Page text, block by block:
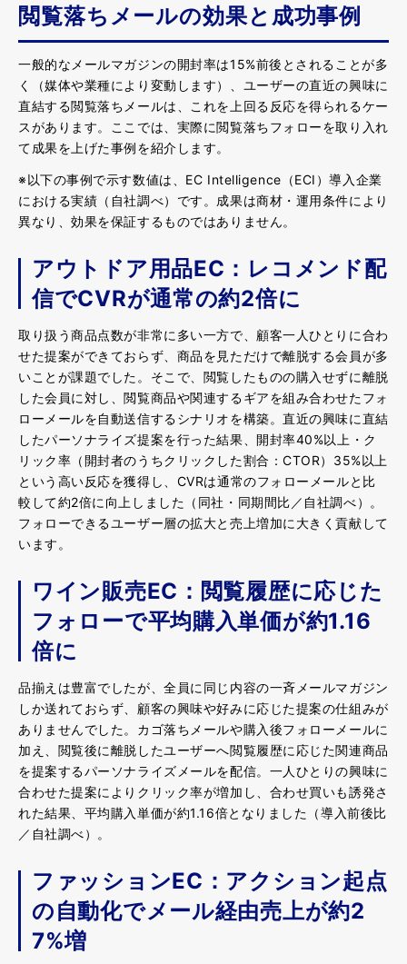
閲覧落ちメールの効果と成功事例
一般的なメールマガジンの開封率は15%前後とされることが多
く（媒体や業種により変動します）、ユーザーの直近の興味に
直結する閲覧落ちメールは、これを上回る反応を得られるケー
スがあります。ここでは、実際に閲覧落ちフォローを取り入れ
て成果を上げた事例を紹介します。
※以下の事例で示す数値は、EC Intelligence（ECI）導入企業
における実績（自社調べ）です。成果は商材・運用条件により
異なり、効果を保証するものではありません。
アウトドア用品EC：レコメンド配
信でCVRが通常の約2倍に
取り扱う商品点数が非常に多い一方で、顧客一人ひとりに合わ
せた提案ができておらず、商品を見ただけで離脱する会員が多
いことが課題でした。そこで、閲覧したものの購入せずに離脱
した会員に対し、閲覧商品や関連するギアを組み合わせたフォ
ローメールを自動送信するシナリオを構築。直近の興味に直結
したパーソナライズ提案を行った結果、開封率40%以上・ク
リック率（開封者のうちクリックした割合：CTOR）35%以上
という高い反応を獲得し、CVRは通常のフォローメールと比
較して約2倍に向上しました（同社・同期間比／自社調べ）。
フォローできるユーザー層の拡大と売上増加に大きく貢献して
います。
ワイン販売EC：閲覧履歴に応じた
フォローで平均購入単価が約1.16
倍に
品揃えは豊富でしたが、全員に同じ内容の一斉メールマガジン
しか送れておらず、顧客の興味や好みに応じた提案の仕組みが
ありませんでした。カゴ落ちメールや購入後フォローメールに
加え、閲覧後に離脱したユーザーへ閲覧履歴に応じた関連商品
を提案するパーソナライズメールを配信。一人ひとりの興味に
合わせた提案によりクリック率が増加し、合わせ買いも誘発さ
れた結果、平均購入単価が約1.16倍となりました（導入前後比
／自社調べ）。
ファッションEC：アクション起点
の自動化でメール経由売上が約2
7%増